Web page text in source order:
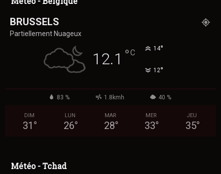
BRUSSELS
Partiellement Nuageux
12.1 °C 14°
12°
83 % 1.8kmh 40 %
DIM
31 °
LUN
26°
MAR
28°
MER
33°
JEU
35°
Météo - Tchad